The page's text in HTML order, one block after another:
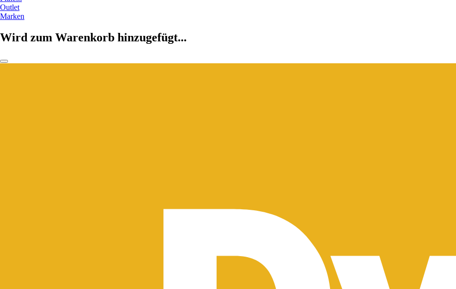
Outlet
Marken
Wird zum Warenkorb hinzugefügt...